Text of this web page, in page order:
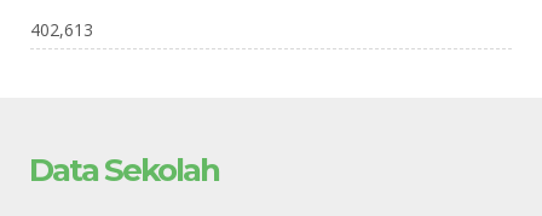
402,613
Data Sekolah